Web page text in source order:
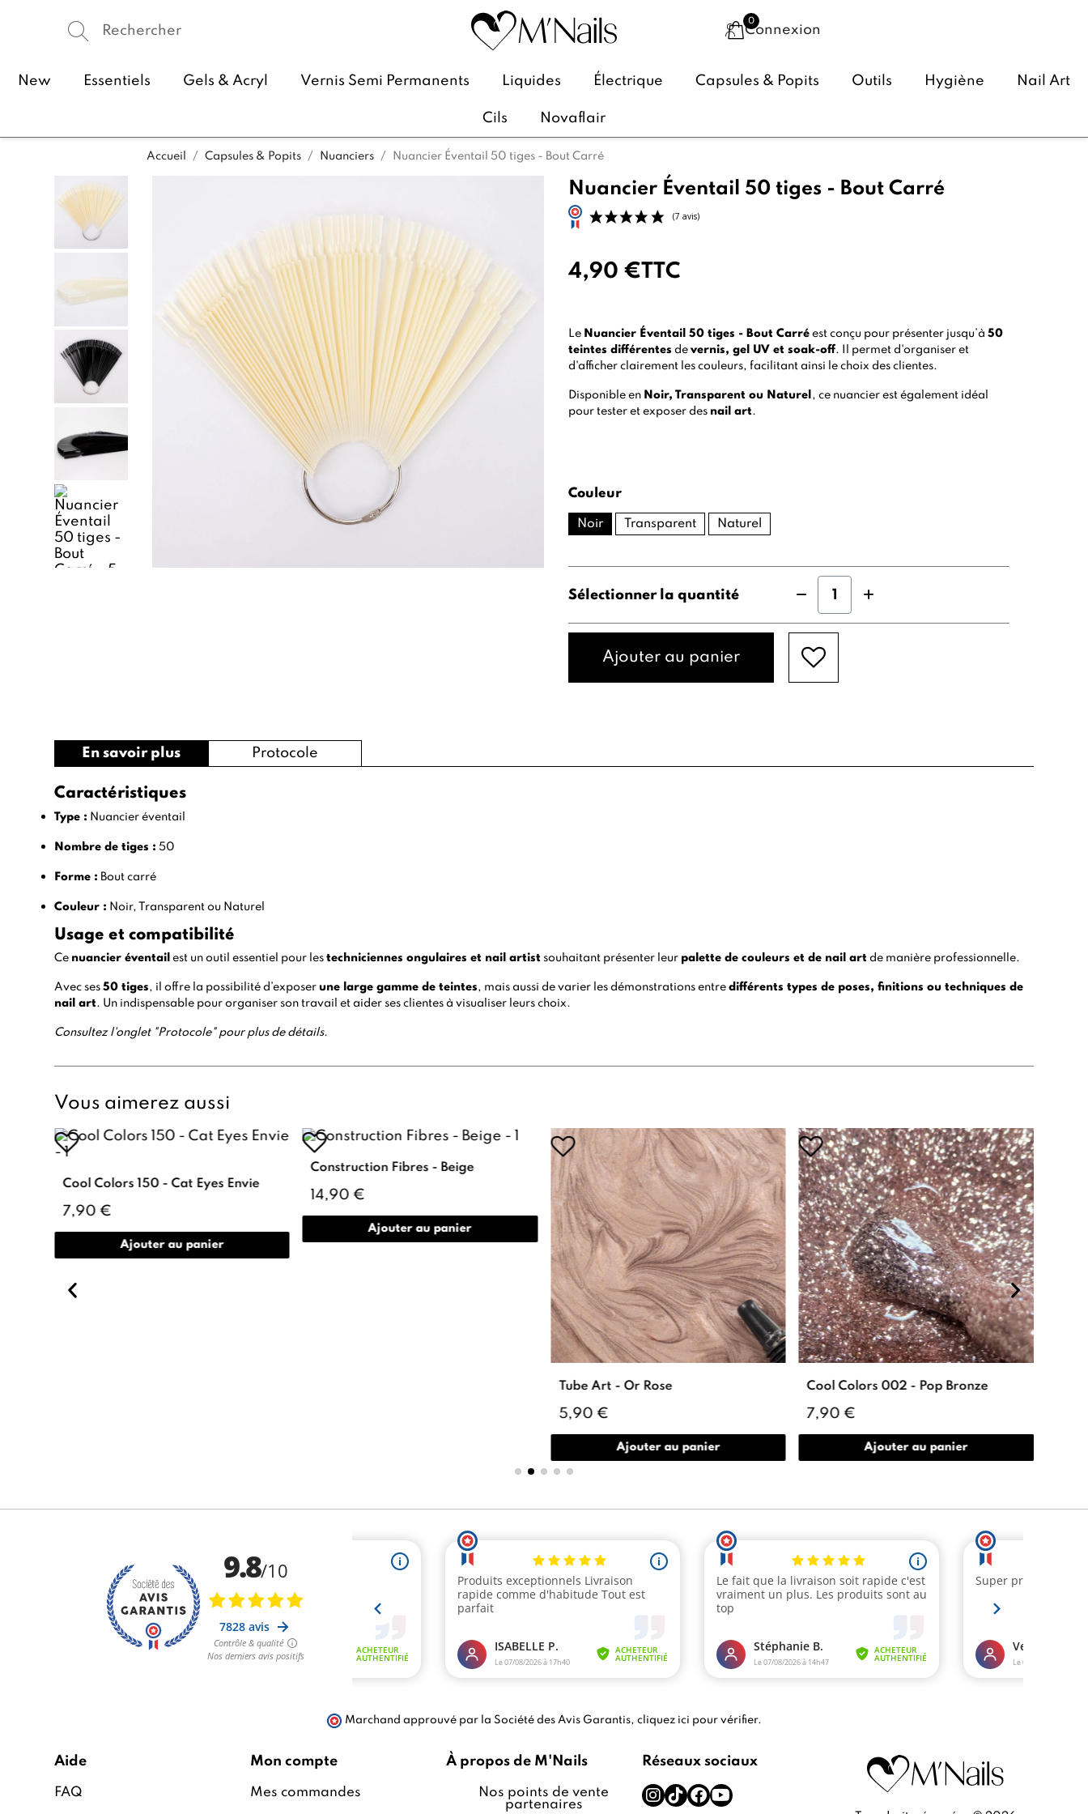
Connexion
New Essentiels Gels & Acryl Vernis Semi Permanents Liquides Électrique Capsules & Popits Outils Hygiène Nail Art
Cils Novaflair
Accueil Capsules & Popits Nuanciers Nuancier Éventail 50 tiges - Bout Carré
Nuancier Éventail 50 tiges - Bout Carré
4,90 €TTC
Le Nuancier Éventail 50 tiges - Bout Carré est conçu pour présenter jusqu’à50
teintes différentes devernis, gel UV et soak-off. Il permet d'organiser et
d'afficher clairement les couleurs, facilitant ainsi le choix des clientes.
Disponible en Noir, Transparent ou Naturel , ce nuancier est également idéal
pour tester et exposer des nail art.
Couleur
Noir Transparent Naturel
Sélectionner la quantité
Ajouter au panier
En savoir plus Protocole
Caractéristiques
Type : Nuancier éventail
Nombre de tiges : 50
Forme : Bout carré
Couleur : Noir, Transparent ou Naturel
Usage et compatibilité
Ce nuancier éventail est un outil essentiel pour lestechniciennes ongulaires et nail artist souhaitant présenter leur palette de couleurs et de nail art de manière professionnelle.
Avec ses50 tiges, il offre la possibilité d’exposerune large gamme de teintes, mais aussi de varier les démonstrations entredifférents types de poses, finitions ou techniques de
nail art. Un indispensable pour organiser son travail et aider ses clientes à visualiser leurs choix.
Consultez l'onglet "Protocole" pour plus de détails.
Vous aimerez aussi
Cool Colors 150 - Cat Eyes Envie
7,90 €
Ajouter au panier
Construction Fibres - Beige
14,90 €
Ajouter au panier
Tube Art - Or Rose
5,90 €
Ajouter au panier
Cool Colors 002 - Pop Bronze
7,90 €
Ajouter au panier
Marchand approuvé par la Société des Avis Garantis, cliquez ici pour vérifier.
Aide
FAQ
Mon compte
Mes commandes
À propos de M'Nails
Nos points de vente
partenaires
Réseaux sociaux